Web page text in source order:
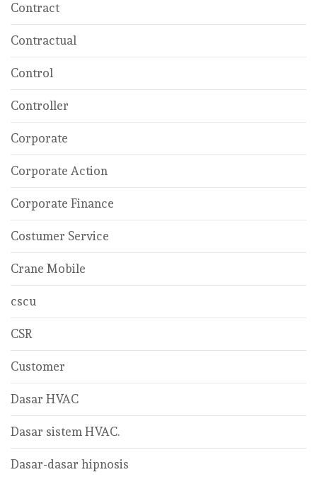
Contract
Contractual
Control
Controller
Corporate
Corporate Action
Corporate Finance
Costumer Service
Crane Mobile
cscu
CSR
Customer
Dasar HVAC
Dasar sistem HVAC.
Dasar-dasar hipnosis